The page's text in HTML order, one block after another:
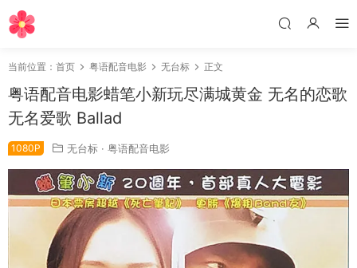
当前位置： 首页 粤语配音电影 无台标 正文
粤语配音电影蜡笔小新玩尽满城黄金 无名的恋歌
无名爱歌 Ballad
1080P 无台标 · 粤语配音电影